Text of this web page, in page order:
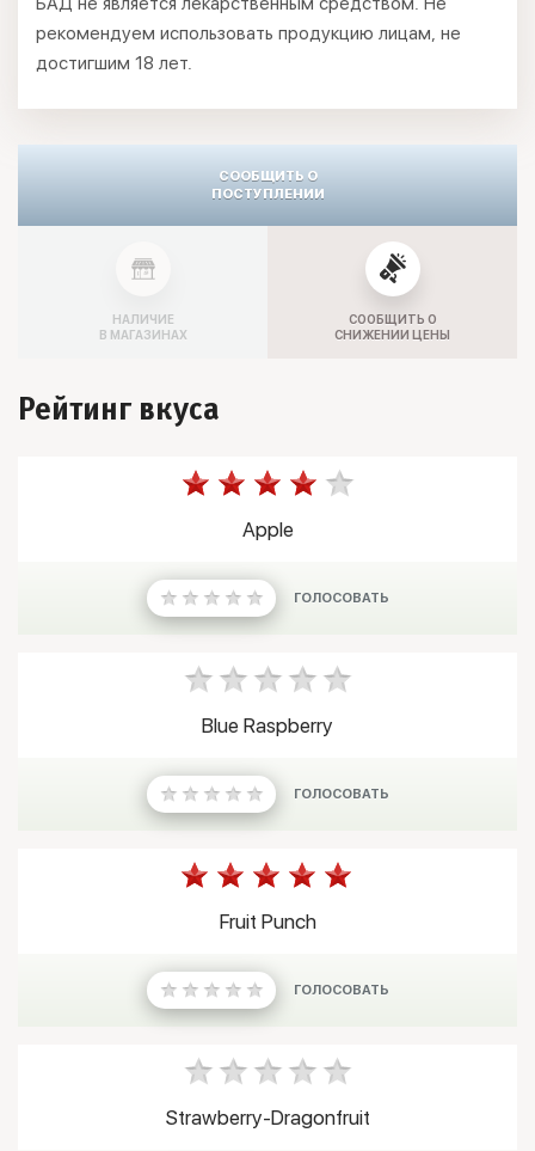
рекомендуем использовать продукцию лицам, не
достигшим 18 лет.
СООБЩИТЬ О
ПОСТУПЛЕНИИ
НАЛИЧИЕ
В МАГАЗИНАХ
СООБЩИТЬ О
СНИЖЕНИИ ЦЕНЫ
Рейтинг вкуса
Apple
ГОЛОСОВАТЬ
Blue Raspberry
ГОЛОСОВАТЬ
Fruit Punch
ГОЛОСОВАТЬ
Strawberry-Dragonfruit